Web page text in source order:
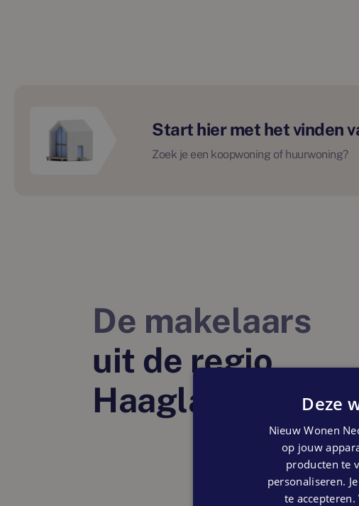
Start hier met het vinden
Zoek je een koopwoning of huurwoning?
De makelaars
uit de regio
Haaglanden.
Deze
Nieuw Wonen
op jouw
producten te
personaliseren.
te